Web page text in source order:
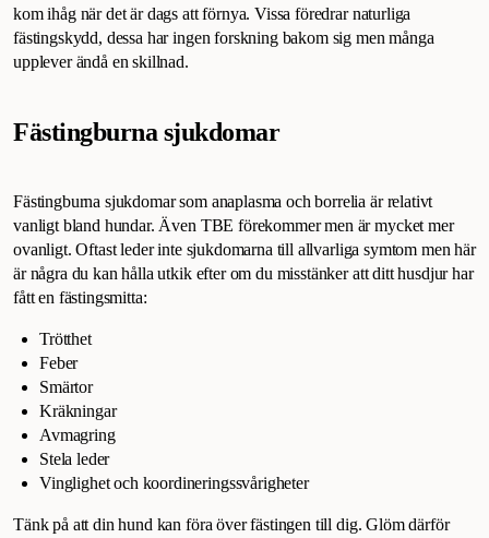
kom ihåg när det är dags att förnya. Vissa föredrar naturliga
fästingskydd, dessa har ingen forskning bakom sig men många
upplever ändå en skillnad.
Fästingburna sjukdomar
Fästingburna sjukdomar som anaplasma och borrelia är relativt
vanligt bland hundar. Även TBE förekommer men är mycket mer
ovanligt. Oftast leder inte sjukdomarna till allvarliga symtom men här
är några du kan hålla utkik efter om du misstänker att ditt husdjur har
fått en fästingsmitta:
Trötthet
Feber
Smärtor
Kräkningar
Avmagring
Stela leder
Vinglighet och koordineringssvårigheter
Tänk på att din hund kan föra över fästingen till dig. Glöm därför